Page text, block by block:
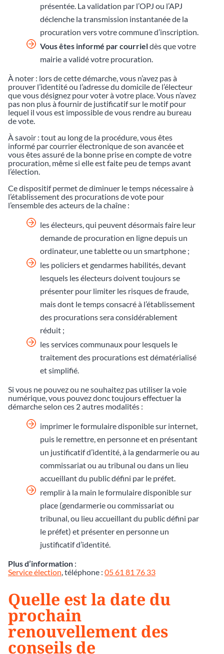
présentée. La validation par l’OPJ ou l’APJ
déclenche la transmission instantanée de la
procuration vers votre commune d’inscription.
Vous êtes informé par courrieldès que votre
mairie a validé votre procuration.
À noter : lors de cette démarche, vous n’avez pas à
prouver l’identité ou l’adresse du domicile de l’électeur
que vous désignez pour voter à votre place. Vous n’avez
pas non plus à fournir de justificatif sur le motif pour
lequel il vous est impossible de vous rendre au bureau
de vote.
À savoir : tout au long de la procédure, vous êtes
informé par courrier électronique de son avancée et
vous êtes assuré de la bonne prise en compte de votre
procuration, même si elle est faite peu de temps avant
l’élection.
Ce dispositif permet de diminuer le temps nécessaire à
l’établissement des procurations de vote pour
l’ensemble des acteurs de la chaîne :
les électeurs, qui peuvent désormais faire leur
demande de procuration en ligne depuis un
ordinateur, une tablette ou un smartphone ;
les policiers et gendarmes habilités, devant
lesquels les électeurs doivent toujours se
présenter pour limiter les risques de fraude,
mais dont le temps consacré à l’établissement
des procurations sera considérablement
réduit ;
les services communaux pour lesquels le
traitement des procurations est dématérialisé
et simplifié.
Si vous ne pouvez ou ne souhaitez pas utiliser la voie
numérique, vous pouvez donc toujours effectuer la
démarche selon ces 2 autres modalités :
imprimer le formulaire disponible sur internet,
puis le remettre, en personne et en présentant
un justificatif d’identité, à la gendarmerie ou au
commissariat ou au tribunal ou dans un lieu
accueillant du public défini par le préfet.
remplir à la main le formulaire disponible sur
place (gendarmerie ou commissariat ou
tribunal, ou lieu accueillant du public défini par
le préfet) et présenter en personne un
justificatif d’identité.
Plus d’information :
Service élection , téléphone : 05 61 81 76 33
Quelle est la date du
prochain
renouvellement des
conseils de